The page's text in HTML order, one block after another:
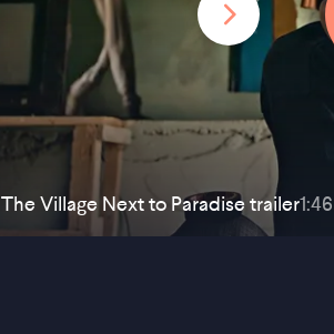
The Village Next to Paradise trailer1:46